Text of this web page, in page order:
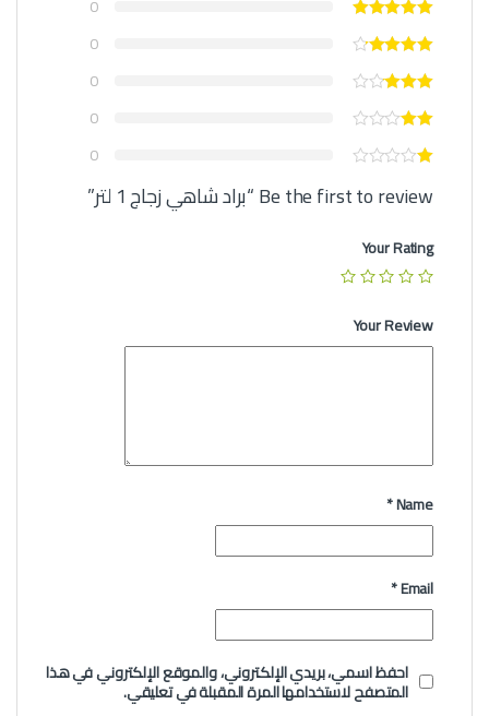
0
0
0
0
0
Be the first to review “براد شاهي زجاج 1 لتر”
Your Rating
Your Review
Name
*
Email
*
احفظ اسمي، بريدي الإلكتروني، والموقع الإلكتروني في هذا
المتصفح لاستخدامها المرة المقبلة في تعليقي.